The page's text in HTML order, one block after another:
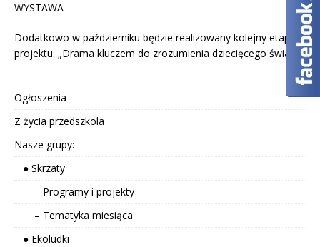
WYSTAWA
Dodatkowo w październiku będzie realizowany kolejny etap
projektu: „Drama kluczem do zrozumienia dziecięcego świata”.
Ogłoszenia
Z życia przedszkola
Nasze grupy:
● Skrzaty
– Programy i projekty
– Tematyka miesiąca
● Ekoludki